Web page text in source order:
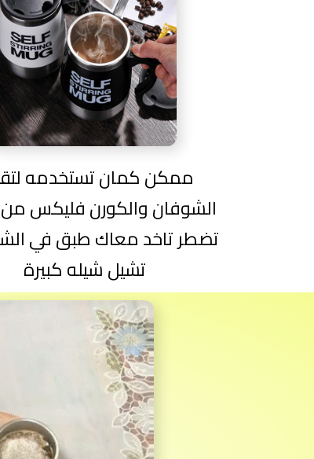
ممكن كمان تستخدمه
الشوفان والكورن فليكس من
تضطر تاخد معاك طبق في
تشيل شيله كبيرة